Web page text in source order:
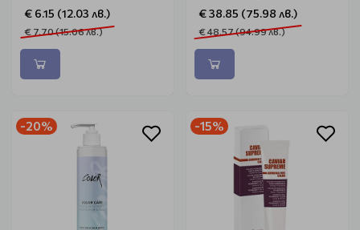
€ 6.15 (12.03 лв.)
€ 7.70 (15.06 лв.)
€ 38.85 (75.98 лв.)
€ 48.57 (94.99 лв.)
-20% -15%